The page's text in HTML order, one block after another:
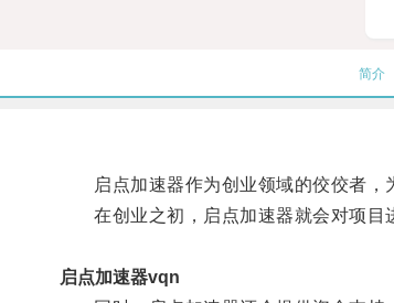
简介
启点加速器作为创业领域的佼佼者，
在创业之初，启点加速器就会对项目
启点加速器vqn